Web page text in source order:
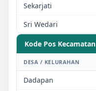
Sekarjati
Sri Wedari
Kode Pos Kecamatan
DESA / KELURAHAN
Dadapan